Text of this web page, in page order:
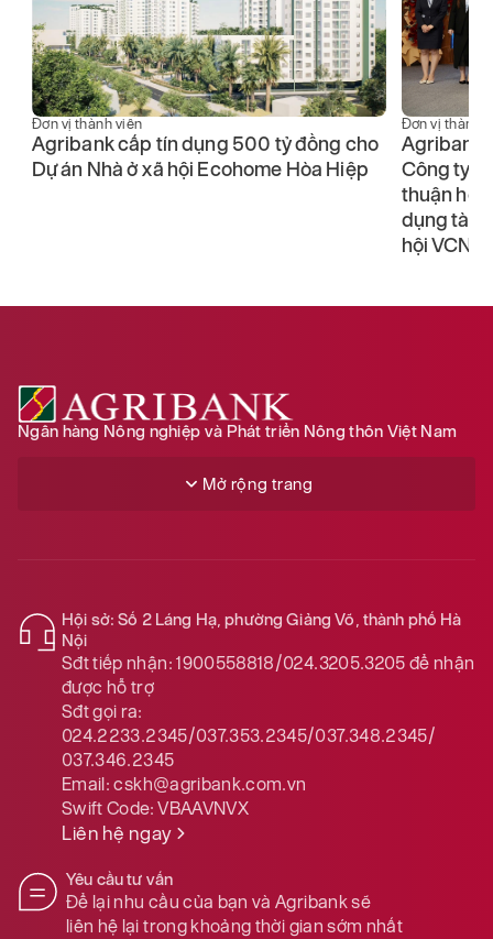
Đơn vị thành viên
Agribank cấp tín dụng 500 tỷ đồng cho
Dự án Nhà ở xã hội Ecohome Hòa Hiệp
Đơn vị thành
Agribank
Công ty
thuận
dụng tài
hội VCN
Ngân hàng Nông nghiệp và Phát triển Nông thôn Việt Nam
Mở rộng trang
Hội sở: Số 2 Láng Hạ, phường Giảng Võ, thành phố Hà
Nội
Sđt tiếp nhận: 1900558818/024.3205.3205để nhận
được hỗ trợ
Sđt gọi ra:
024.2233.2345/037.353.2345/037.348.2345/
037.346.2345
Email:cskh@agribank.com.vn
Swift Code:VBAAVNVX
Liên hệ ngay
Yêu cầu tư vấn
Để lại nhu cầu của bạn và Agribank sẽ
liên hệ lại trong khoảng thời gian sớm nhất